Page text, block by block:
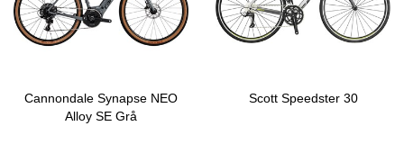
Cannondale Synapse NEO
Alloy SE Grå
Scott Speedster 30